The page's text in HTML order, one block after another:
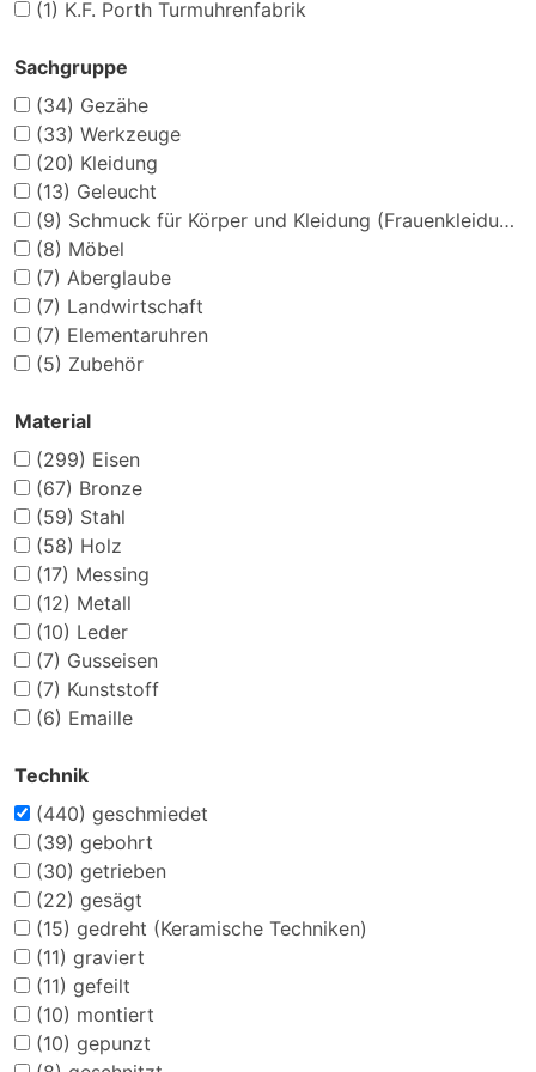
(1) K.F. Porth Turmuhrenfabrik
Sachgruppe
(34) Gezähe
(33) Werkzeuge
(20) Kleidung
(13) Geleucht
(9) Schmuck für Körper und Kleidung (Frauenkleidung)
(8) Möbel
(7) Aberglaube
(7) Landwirtschaft
(7) Elementaruhren
(5) Zubehör
Material
(299) Eisen
(67) Bronze
(59) Stahl
(58) Holz
(17) Messing
(12) Metall
(10) Leder
(7) Gusseisen
(7) Kunststoff
(6) Emaille
Technik
(440) geschmiedet
(39) gebohrt
(30) getrieben
(22) gesägt
(15) gedreht (Keramische Techniken)
(11) graviert
(11) gefeilt
(10) montiert
(10) gepunzt